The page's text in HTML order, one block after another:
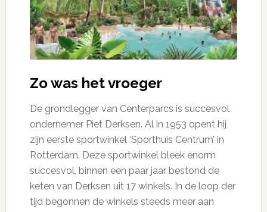
Zo was het vroeger
De grondlegger van Centerparcs is succesvol
ondernemer Piet Derksen. Al in 1953 opent hij
zijn eerste sportwinkel ‘Sporthuis Centrum’ in
Rotterdam. Deze sportwinkel bleek enorm
succesvol, binnen een paar jaar bestond de
keten van Derksen uit 17 winkels. In de loop der
tijd begonnen de winkels steeds meer aan